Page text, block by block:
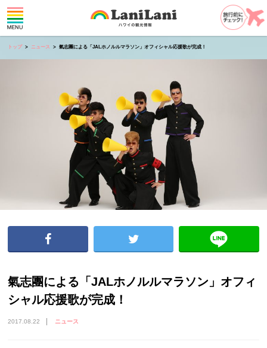
トップ ニュース 氣志團による「JALホノルルマラソン」オフィシャル応援歌が完成！
氣志團による「JALホノルルマラソン」オフィ
シャル応援歌が完成！
2017.08.22 ニュース